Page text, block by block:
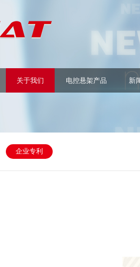
关于我们 电控悬架产品 新
企业专利